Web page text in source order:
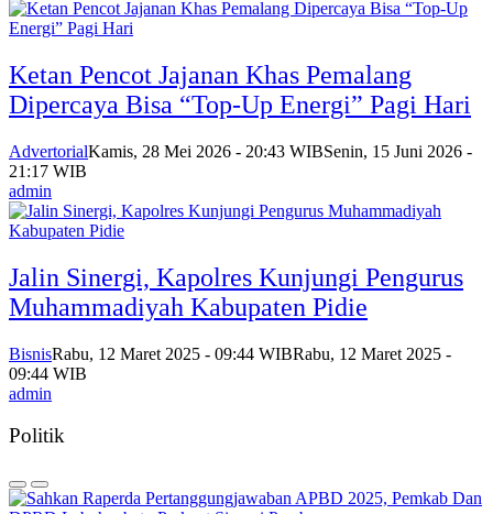
Ketan Pencot Jajanan Khas Pemalang
Dipercaya Bisa “Top-Up Energi” Pagi Hari
AdvertorialKamis, 28 Mei 2026 - 20:43 WIBSenin, 15 Juni 2026 -
21:17 WIB
admin
Jalin Sinergi, Kapolres Kunjungi Pengurus
Muhammadiyah Kabupaten Pidie
BisnisRabu, 12 Maret 2025 - 09:44 WIBRabu, 12 Maret 2025 -
09:44 WIB
admin
Politik